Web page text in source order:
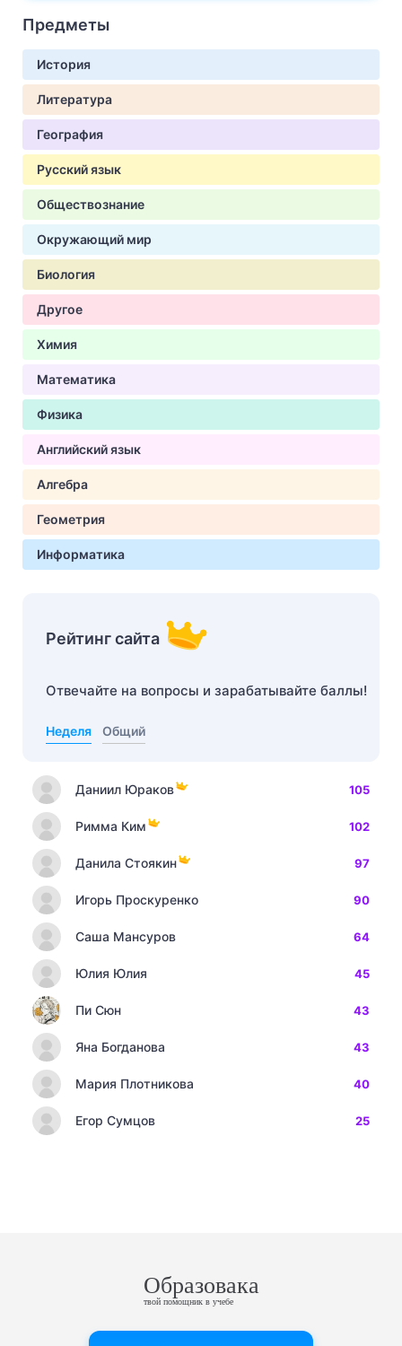
Предметы
История
Литература
География
Русский язык
Обществознание
Окружающий мир
Биология
Другое
Химия
Математика
Физика
Английский язык
Алгебра
Геометрия
Информатика
Рейтинг сайта
Отвечайте на вопросы и зарабатывайте баллы!
Неделя Общий
Даниил Юраков 105
Римма Ким 102
Данила Стоякин 97
Игорь Проскуренко 90
Саша Мансуров 64
Юлия Юлия 45
Пи Сюн 43
Яна Богданова 43
Мария Плотникова 40
Егор Сумцов 25
Образовака
твой помощник в учебе